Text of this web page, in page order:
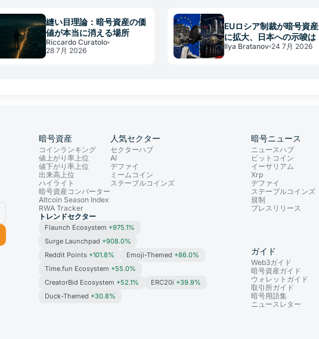
縫い目理論：暗号資産の価
値が本当に消える場所
Riccardo Curatolo
28 7月 2026
EUロシア制裁が暗号資産
に拡大、日本への示唆は
Ilya Bratanov 24 7月 2026
暗号資産
コインランキング
値上がり率上位
値下がり率上位
出来高上位
ハイライト
暗号資産コンバーター
Altcoin Season Index
RWA Tracker
人気セクター
セクターハブ
AI
デファイ
ミームコイン
ステーブルコインズ
トレンドセクター
Flaunch Ecosystem +975.1%
Surge Launchpad +908.0%
Reddit Points +101.8% Emoji-Themed +86.0%
Time.fun Ecosystem +55.0%
CreatorBid Ecosystem +52.1% ERC20i +39.9%
Duck-Themed +30.8%
暗号ニュース
ニュースハブ
ビットコイン
イーサリアム
Xrp
デファイ
ステーブルコインズ
規制
プレスリリース
ガイド
Web3ガイド
暗号資産ガイド
ウォレットガイド
取引所ガイド
暗号用語集
ニュースレター